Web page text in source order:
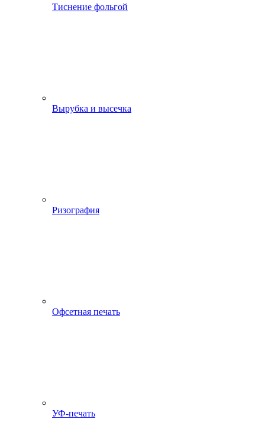
Тиснение фольгой
Вырубка и высечка
Ризография
Офсетная печать
УФ-печать